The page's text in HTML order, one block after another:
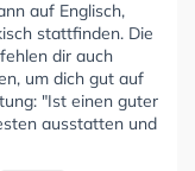
auf Englisch,
stattfinden. Die
dir auch
um dich gut auf
"Ist einen guter
ausstatten und